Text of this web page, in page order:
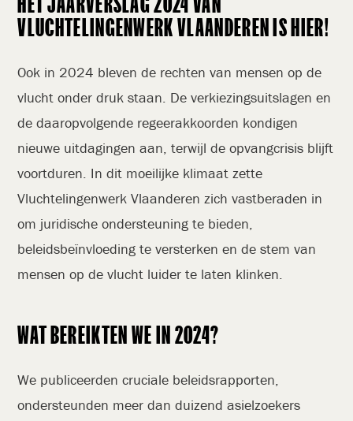
HET JAARVERSLAG 2024 VAN
VLUCHTELINGENWERK VLAANDEREN IS HIER!
Ook in 2024 bleven de rechten van mensen op de
vlucht onder druk staan. De verkiezingsuitslagen en
de daaropvolgende regeerakkoorden kondigen
nieuwe uitdagingen aan, terwijl de opvangcrisis blijft
voortduren. In dit moeilijke klimaat zette
Vluchtelingenwerk Vlaanderen zich vastberaden in
om juridische ondersteuning te bieden,
beleidsbeïnvloeding te versterken en de stem van
mensen op de vlucht luider te laten klinken.
WAT BEREIKTEN WE IN 2024?
We publiceerden cruciale beleidsrapporten,
ondersteunden meer dan duizend asielzoekers